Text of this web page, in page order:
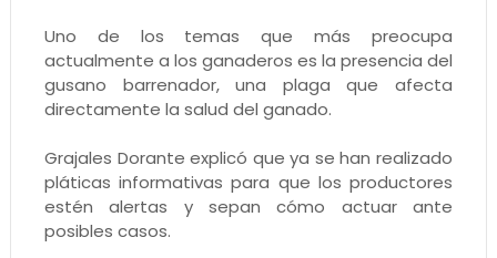
Uno de los temas que más preocupa
actualmente a los ganaderos es la presencia del
gusano barrenador, una plaga que afecta
directamente la salud del ganado.
Grajales Dorante explicó que ya se han realizado
pláticas informativas para que los productores
estén alertas y sepan cómo actuar ante
posibles casos.